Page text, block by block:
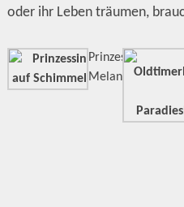
oder ihr Leben träumen,
Prinzessin
Melanie